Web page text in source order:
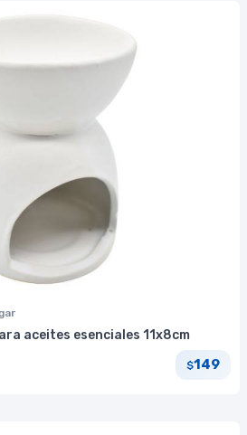
aceites esenciales 11x8cm
$149